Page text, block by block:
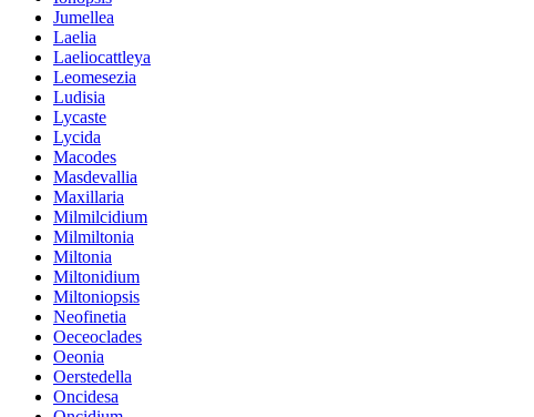
Jumellea
Laelia
Laeliocattleya
Leomesezia
Ludisia
Lycaste
Lycida
Macodes
Masdevallia
Maxillaria
Milmilcidium
Milmiltonia
Miltonia
Miltonidium
Miltoniopsis
Neofinetia
Oeceoclades
Oeonia
Oerstedella
Oncidesa